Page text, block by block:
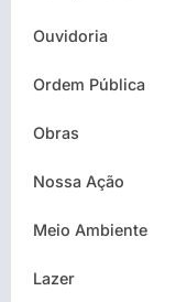
Ouvidoria
Ordem Pública
Obras
Nossa Ação
Meio Ambiente
Lazer